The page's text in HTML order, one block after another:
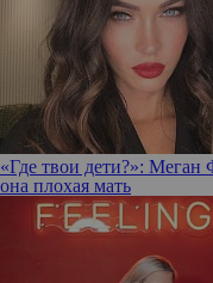
«Где твои дети?»: Меган
она плохая мать